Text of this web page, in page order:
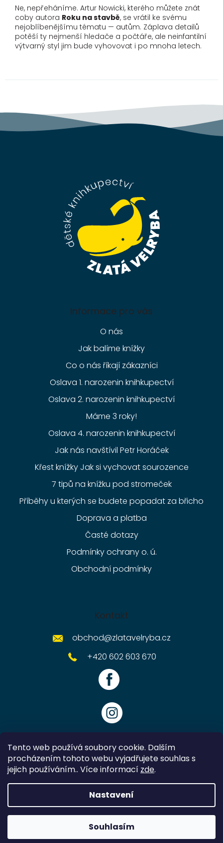
Tento web používá soubory cookie. Dalším
procházením tohoto webu vyjadřujete souhlas s
jejich používáním.. Více informací zde.
Nastavení
Souhlasím
Ne, nepřeháníme. Artur Nowicki, kterého můžete znát
coby autora Roku na stavbě, se vrátil ke svému
nejoblíbenějšímu tématu — autům. Záplava detailů
potěší ty nejmenší hledače a počtáře, ale neinfantilní
výtvarný styl jim bude vyhovovat i po mnoha letech.
Informace pro vás
O nás
Jak balíme knížky
Co o nás říkají zákazníci
Oslava 1. narozenin knihkupectví
Oslava 2. narozenin knihkupectví
Máme 3 roky!
Oslava 4. narozenin knihkupectví
Jak nás navštívil Petr Horáček
Křest knížky Jak si vychovat sourozence
7 tipů na knížku pod stromeček
Příběhy u kterých se budete popadat za břicho
Doprava a platba
Časté dotazy
Podmínky ochrany o. ú.
Obchodní podmínky
Kontakt
obchod@zlatavelryba.cz
+420 602 603 670
Vytvořil Shoptet
Zlatavelryba.cz. Všechna práva vyhrazena.